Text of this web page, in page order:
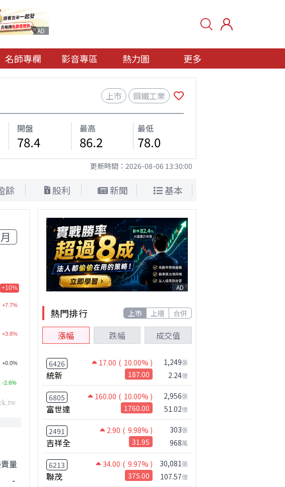
AD
名師專欄 影音專區 熱力圖 更多
上市 鋼鐵工業
開盤
78.4
最高
86.2
最低
78.0
更新時間： 2026-08-06 13:30:00
餘 股利 新聞 基本
月
量
-
AD
熱門排行 上市 上櫃 合併
漲幅 跌幅 成交值
6426 17.00 ( 10.00% )
統新 187.00
1,249張
2.24億
6805 160.00 ( 10.00% )
富世達 1760.00
2,956張
51.02億
2491 2.90 ( 9.98% )
吉祥全 31.95
303張
968萬
6213 34.00 ( 9.97% )
聯茂 375.00
30,081張
107.57億